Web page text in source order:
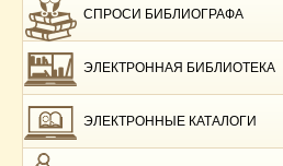
СПРОСИ БИБЛИОГРАФА
ЭЛЕКТРОННАЯ БИБЛИОТЕКА
ЭЛЕКТРОННЫЕ КАТАЛОГИ